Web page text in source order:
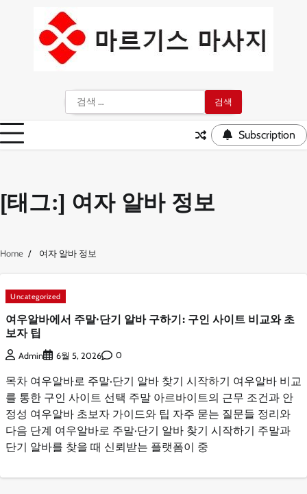
색:
Subscription
[태그:] 여자 알바 정보
Home 여자 알바 정보
Uncategorized
여우알바에서 주말·단기 알바 구하기: 구인 사이트 비교와 초
보자 팁
Admin 6월 5, 2026 0
목차 여우알바로 주말·단기 알바 찾기 시작하기 여우알바 비교
를 통한 구인 사이트 선택 주말 아르바이트의 근무 조건과 안
정성 여우알바 초보자 가이드와 팁 자주 묻는 질문들 정리와
다음 단계 여우알바로 주말·단기 알바 찾기 시작하기 주말과
단기 알바를 찾을 때 신뢰받는 플랫폼이 중